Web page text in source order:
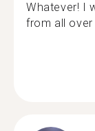
Whatever! I
from all over